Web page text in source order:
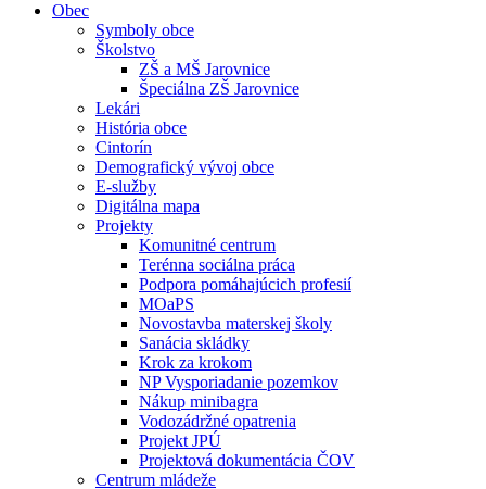
Obec
Symboly obce
Školstvo
ZŠ a MŠ Jarovnice
Špeciálna ZŠ Jarovnice
Lekári
História obce
Cintorín
Demografický vývoj obce
E-služby
Digitálna mapa
Projekty
Komunitné centrum
Terénna sociálna práca
Podpora pomáhajúcich profesií
MOaPS
Novostavba materskej školy
Sanácia skládky
Krok za krokom
NP Vysporiadanie pozemkov
Nákup minibagra
Vodozádržné opatrenia
Projekt JPÚ
Projektová dokumentácia ČOV
Centrum mládeže